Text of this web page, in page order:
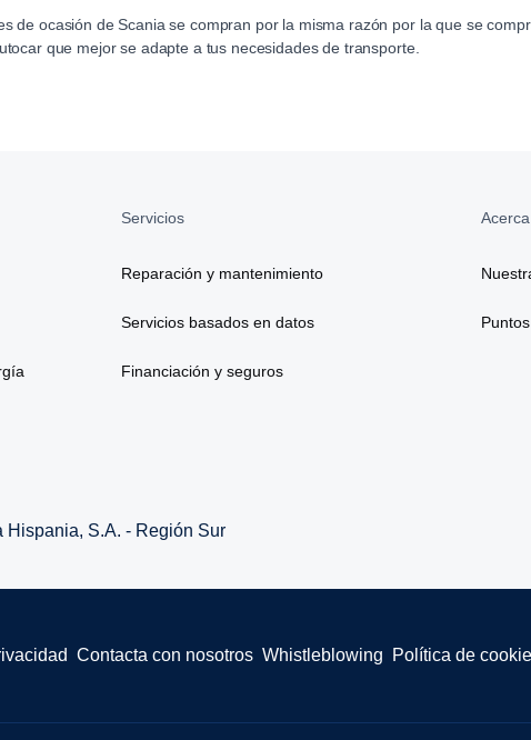
de ocasión de Scania se compran por la misma razón por la que se
que mejor se adapte a tus necesidades de transporte.
Servicios
Reparación y mantenimiento
Servicios basados en datos
Financiación y seguros
Hispania, S.A. - Región Sur
Contacta con nosotros Whistleblowing Política de